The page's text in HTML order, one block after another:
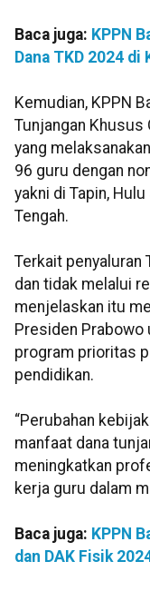
Baca juga: KPPN
Dana TKD 2024 di
Kemudian, KPPN
Tunjangan Khusus
yang
96 guru dengan
yakni di Tapin,
Tengah.
Terkait penyaluran
dan tidak melalui
menjelaskan itu
Presiden
program prioritas
pendidikan.
“Perubahan
manfaat dana
meningkatkan
kerja guru dalam
Baca juga: KPPN
dan DAK Fisik